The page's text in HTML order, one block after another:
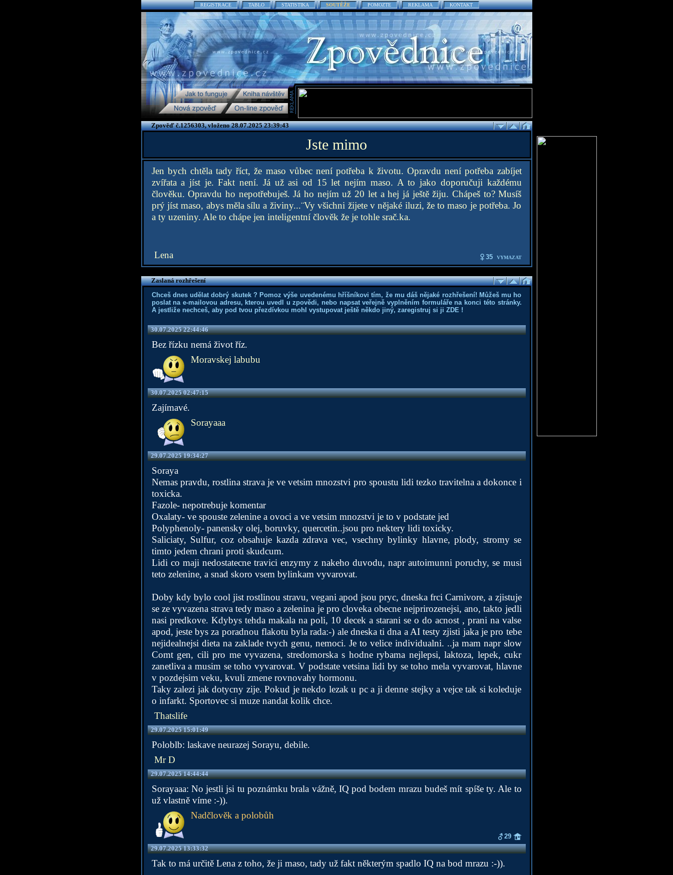
REGISTRACE TABLO STATISTIKA SOUTĚŽE POMOZTE REKLAMA KONTAKT
Zpověď č.1256303, vloženo 28.07.2025 23:39:43
Jste mimo
Jen bych chtěla tady říct, že maso vůbec není potřeba k životu. Opravdu není potřeba zabíjet
zvířata a jíst je. Fakt není. Já už asi od 15 let nejím maso. A to jako doporučuji každému
člověku. Opravdu ho nepotřebuješ. Já ho nejím už 20 let a hej já ještě žiju. Chápeš to? Musíš
prý jíst maso, abys měla sílu a živiny...¨Vy všichni žijete v nějaké iluzi, že to maso je potřeba. Jo
a ty uzeniny. Ale to chápe jen inteligentní člověk že je tohle srač.ka.
Lena 35 VYMAZAT
Zaslaná rozhřešení
Chceš dnes udělat dobrý skutek ? Pomoz výše uvedenému hříšníkovi tím, že mu dáš nějaké rozhřešení! Můžeš mu ho
poslat na e-mailovou adresu, kterou uvedl u zpovědi, nebo napsat veřejně vyplněním formuláře na konci této stránky.
A jestliže nechceš, aby pod tvou přezdívkou mohl vystupovat ještě někdo jiný, zaregistruj si ji ZDE!
30.07.2025 22:44:46
Bez řízku nemá život říz.
Moravskej labubu
30.07.2025 02:47:15
Zajímavé.
Sorayaaa
29.07.2025 19:34:27
Soraya
Nemas pravdu, rostlina strava je ve vetsim mnozstvi pro spoustu lidi tezko travitelna a dokonce i
toxicka.
Fazole- nepotrebuje komentar
Oxalaty- ve spouste zelenine a ovoci a ve vetsim mnozstvi je to v podstate jed
Polyphenoly- panensky olej, boruvky, quercetin..jsou pro nektery lidi toxicky.
Saliciaty, Sulfur, coz obsahuje kazda zdrava vec, vsechny bylinky hlavne, plody, stromy se
timto jedem chrani proti skudcum.
Lidi co maji nedostatecne travici enzymy z nakeho duvodu, napr autoimunni poruchy, se musi
teto zelenine, a snad skoro vsem bylinkam vyvarovat.
Doby kdy bylo cool jist rostlinou stravu, vegani apod jsou pryc, dneska frci Carnivore, a zjistuje
se ze vyvazena strava tedy maso a zelenina je pro cloveka obecne nejprirozenejsi, ano, takto jedli
nasi predkove. Kdybys tehda makala na poli, 10 decek a starani se o do acnost , prani na valse
apod, jeste bys za poradnou flakotu byla rada:-) ale dneska ti dna a AI testy zjisti jaka je pro tebe
nejidealnejsi dieta na zaklade tvych genu, nemoci. Je to velice individualni. ..ja mam napr slow
Comt gen, cili pro me vyvazena, stredomorska s hodne rybama nejlepsi, laktoza, lepek, cukr
zanetliva a musim se toho vyvarovat. V podstate vetsina lidi by se toho mela vyvarovat, hlavne
v pozdejsim veku, kvuli zmene rovnovahy hormonu.
Taky zalezi jak dotycny zije. Pokud je nekdo lezak u pc a ji denne stejky a vejce tak si koleduje
o infarkt. Sportovec si muze nandat kolik chce.
Thatslife
29.07.2025 15:01:49
Poloblb: laskave neurazej Sorayu, debile.
Mr D
29.07.2025 14:44:44
Sorayaaa: No jestli jsi tu poznámku brala vážně, IQ pod bodem mrazu budeš mít spíše ty. Ale to
už vlastně víme :-)).
Nadčlověk a polobůh
29
29.07.2025 13:33:32
Tak to má určitě Lena z toho, že ji maso, tady už fakt některým spadlo IQ na bod mrazu :-)).